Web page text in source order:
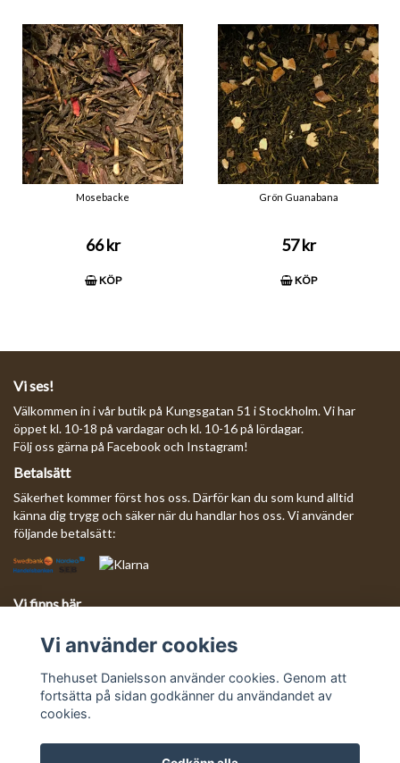
Mosebacke
66 kr
KÖP
Grön Guanabana
57 kr
KÖP
Vi ses!
Välkommen in i vår butik på Kungsgatan 51 i Stockholm. Vi har
öppet kl. 10-18 på vardagar och kl. 10-16 på lördagar.
Följ oss gärna på Facebook och Instagram!
Betalsätt
Säkerhet kommer först hos oss. Därför kan du som kund alltid
känna dig trygg och säker när du handlar hos oss. Vi använder
följande betalsätt:
Vi finns här
Mejla oss så svarar vi så fort vi kan!
Vi använder cookies
Thehuset Danielsson använder cookies. Genom att
fortsätta på sidan godkänner du användandet av
cookies.